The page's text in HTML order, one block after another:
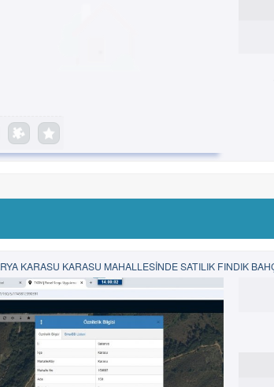
KARASU KARASU MAHALLESİNDE SATILIK FINDIK